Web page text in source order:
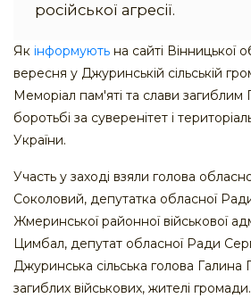
російської агресії.
Як інформують на сайті Вінницької
вересня у Джуринській сільській
Меморіал пам'яті та слави загиблим
боротьбі за суверенітет і
України.
Участь у заході взяли голова
Соколовий, депутатка обласної
Жмеринської районної військової
Цимбал, депутат обласної Ради
Джуринська сільська голова
загиблих військових, жителі громади.